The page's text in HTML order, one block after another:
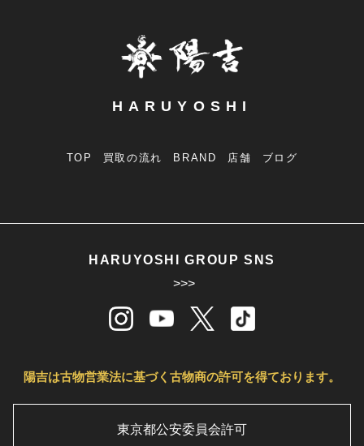
HARUYOSHI
TOP 買取の流れ BRAND 店舗 ブログ
HARUYOSHI GROUP SNS
>>>
陽吉は古物営業法に基づく古物商の許可を得ております。
東京都公安委員会許可